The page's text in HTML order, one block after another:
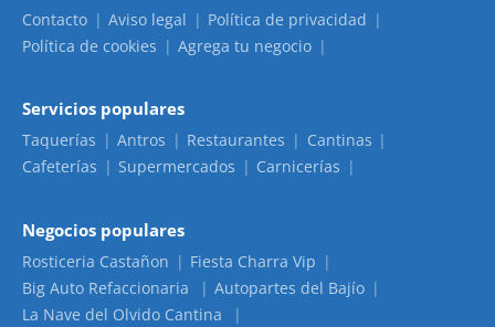
Contacto Aviso legal
Política de privacidad
Política de cookies
Agrega tu negocio
Servicios populares
Taquerías Antros Restaurantes
Cantinas
Cafeterías
Supermercados Carnicerías
Negocios populares
Rosticeria Castañon
Fiesta Charra Vip
Big Auto Refaccionaria
Autopartes del Bajío
La Nave del Olvido Cantina